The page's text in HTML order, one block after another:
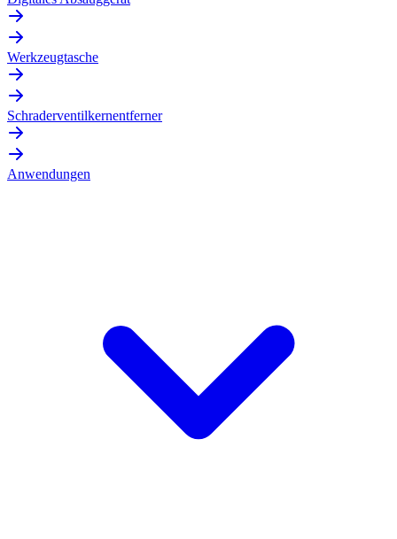
Werkzeugtasche
Schraderventilkernentferner
Anwendungen